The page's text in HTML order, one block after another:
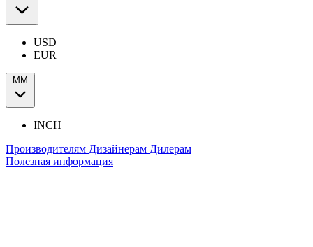
USD
EUR
ММ
INCH
Производителям Дизайнерам Дилерам
Полезная информация